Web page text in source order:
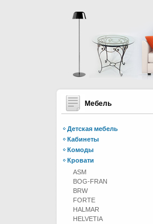
Мебель
Детская мебель
Кабинеты
Комоды
Кровати
ASM
BOG-FRAN
BRW
FORTE
HALMAR
HELVETIA